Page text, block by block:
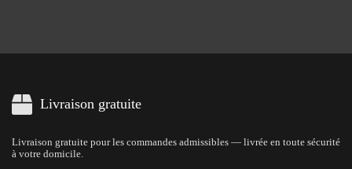
Livraison gratuite
Livraison gratuite pour les commandes admissibles — livrée en toute sécurité
à votre domicile.